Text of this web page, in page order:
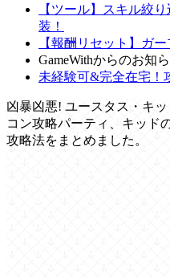
【ツール】スキル絞
装！
【報酬リセット】ガ
GameWithからのお知
未経験可&完全在宅！
凶暴凶悪! ユースタス・キ
コン攻略パーティ、キッド
攻略法をまとめました。